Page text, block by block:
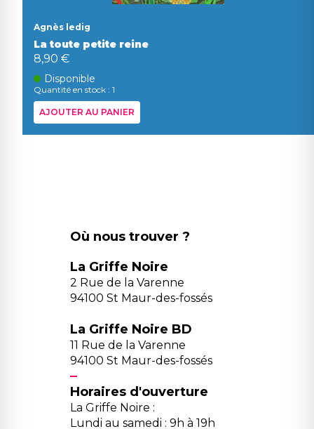
Agnès ledig
La toute petite reine
8,90 €
Disponible
Quantité en stock : 1
AJOUTER AU PANIER
Où nous trouver ?
La Griffe Noire
2 Rue de la Varenne
94100 St Maur-des-fossés
La Griffe Noire BD
11 Rue de la Varenne
94100 St Maur-des-fossés
Horaires d'ouverture
La Griffe Noire :
Lundi au samedi : 9h à 19h